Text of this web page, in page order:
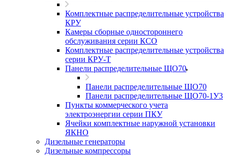
Комплектные распределительные устройства
КРУ
Камеры сборные одностороннего
обслуживания серии КСО
Комплектные распределительные устройства
серии КРУ-Т
Панели распределительные ЩО70
Панели распределительные ЩО70
Панели распределительные ЩО70-1У3
Пункты коммерческого учета
электроэнергии серии ПКУ
Ячейки комплектные наружной установки
ЯКНО
Дизельные генераторы
Дизельные компрессоры